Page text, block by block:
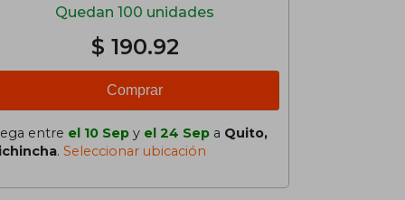
Quedan 100 unidades
$ 190.92
Comprar
entre el 10 Sep y el 24 Sep a Quito,
. Seleccionar ubicación